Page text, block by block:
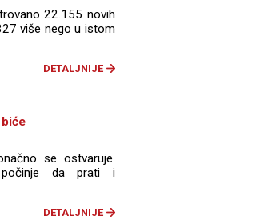
22.155 novih
više nego u istom
DETALJNIJE
se ostvaruje.
počinje da prati i
DETALJNIJE